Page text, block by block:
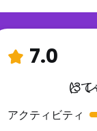
7.0
とて
(3
アクティビティ